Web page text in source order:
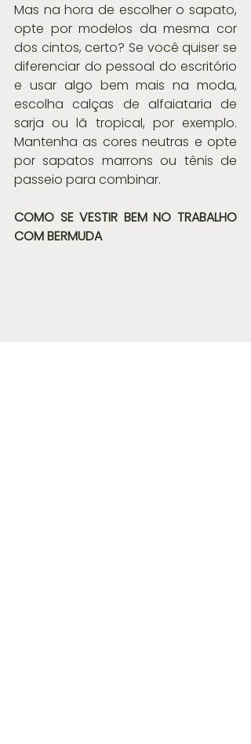
Mas na hora de escolher o sapato,
opte por modelos da mesma cor
dos cintos, certo? Se você quiser se
diferenciar do pessoal do escritório
e usar algo bem mais na moda,
escolha calças de alfaiataria de
sarja ou lã tropical, por exemplo.
Mantenha as cores neutras e opte
por sapatos marrons ou tênis de
passeio para combinar.
COMO SE VESTIR BEM NO TRABALHO
COM BERMUDA